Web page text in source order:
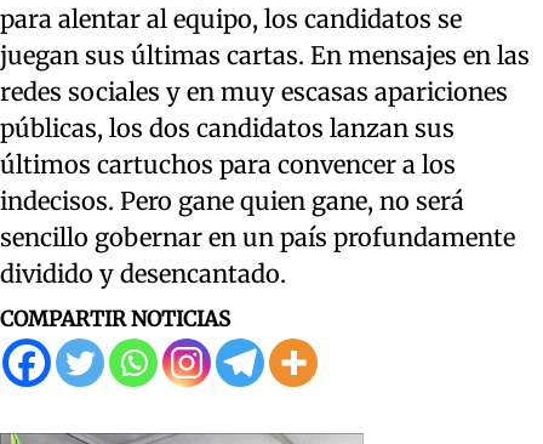
para alentar al equipo, los candidatos se
juegan sus últimas cartas. En mensajes en las
redes sociales y en muy escasas apariciones
públicas, los dos candidatos lanzan sus
últimos cartuchos para convencer a los
indecisos. Pero gane quien gane, no será
sencillo gobernar en un país profundamente
dividido y desencantado.
COMPARTIR NOTICIAS